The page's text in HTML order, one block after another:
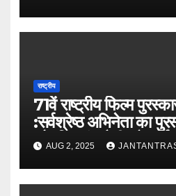
राष्ट्रीय
71वें राष्ट्रीय फिल्म
:सर्वश्रेष्ठ अभिनेता का
और विक्रांत मैसी को,
पुरस्कार रानी मुखर्जी को
AUG 2, 2025